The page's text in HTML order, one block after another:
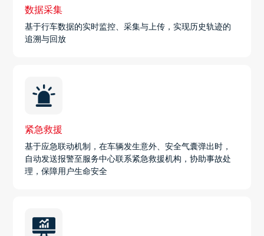
数据采集
基于行车数据的实时监控、采集与上传，实现历史轨迹的
追溯与回放
紧急救援
基于应急联动机制，在车辆发生意外、安全气囊弹出时，
自动发送报警至服务中心联系紧急救援机构，协助事故处
理，保障用户生命安全